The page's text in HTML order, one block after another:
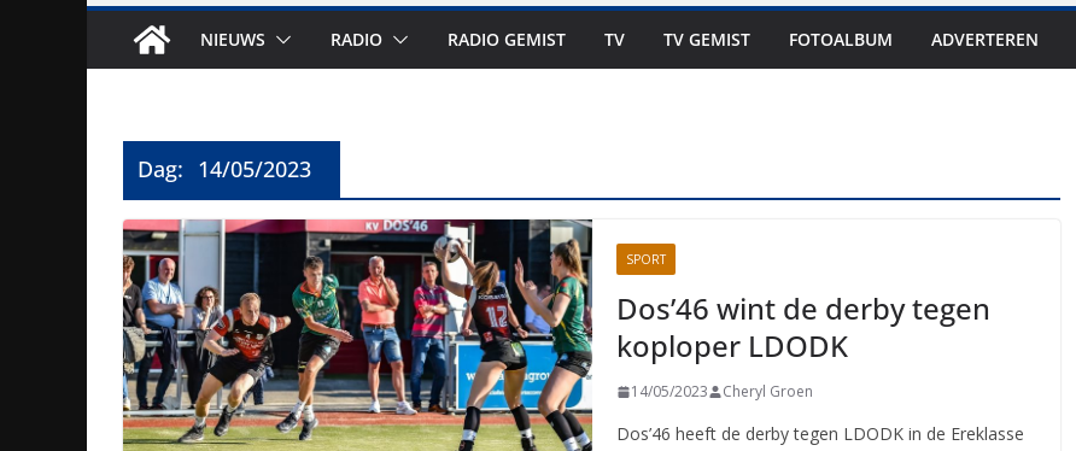
editie 4 mijl van Staphorst
N48 tussen Hoogeveen en Balkbrug
NIEUWS RADIO RADIO GEMIST TV TV GEMIST FOTOALBUM ADVERTEREN
Dag: 14/05/2023
SPORT
Dos’46 wint de derby tegen
koploper LDODK
14/05/2023 Cheryl Groen
Dos’46 heeft de derby tegen LDODK in de Ereklasse